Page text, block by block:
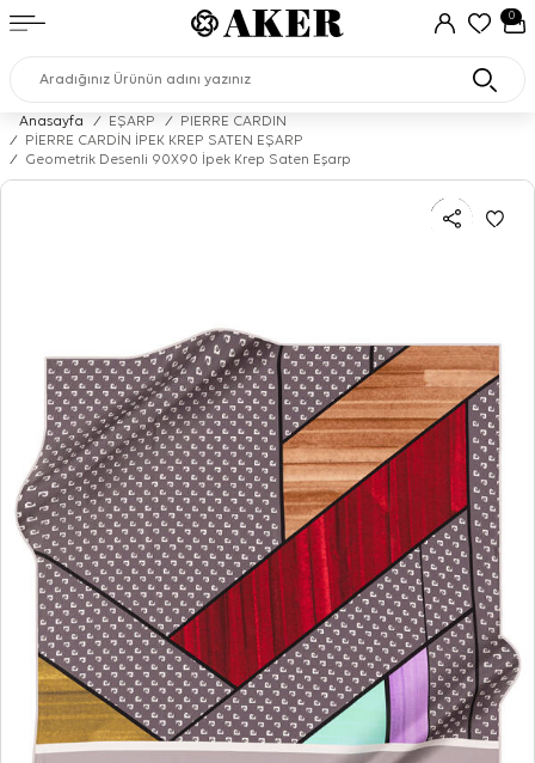
0
Anasayfa / EŞARP /
PIERRE CARDIN
/
PİERRE CARDİN İPEK KREP SATEN EŞARP
/
Geometrik Desenli 90X90 İpek Krep Saten Eşarp